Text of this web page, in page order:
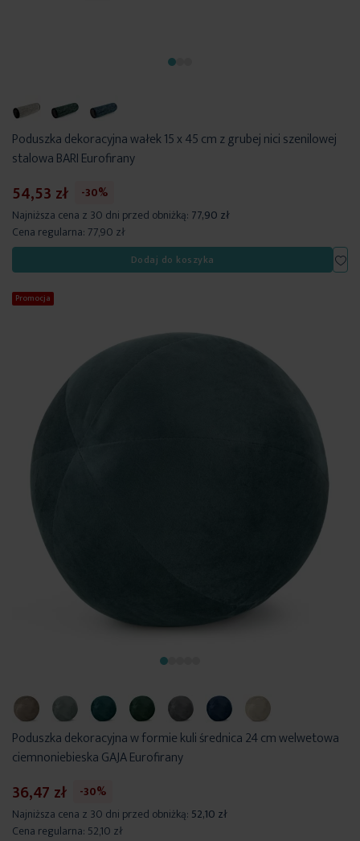
Poduszka dekoracyjna wałek 15 x 45 cm z grubej nici szenilowej
stalowa BARI Eurofirany
54,53 zł
-30%
Najniższa cena z 30 dni przed obniżką: 77,90 zł
Cena regularna: 77,90 zł
Dodaj do koszyka
Promocja
Poduszka dekoracyjna w formie kuli średnica 24 cm welwetowa
ciemnoniebieska GAJA Eurofirany
36,47 zł
-30%
Najniższa cena z 30 dni przed obniżką: 52,10 zł
Cena regularna: 52,10 zł